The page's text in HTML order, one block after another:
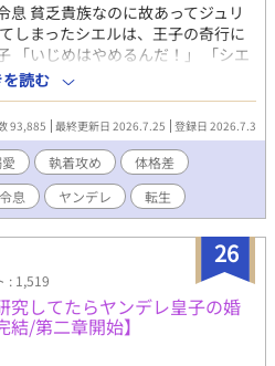
貧乏貴族なのに故あってジュリ
しまったシエルは、王子の奇行に
「いじめはやめるんだ！」 「シエ
だよな？」 ※設定のせいで最初は
かっこいい攻めではありません
ません！ ◾️ヒロイン♂ 注意！中身
ツだよ♪」 ◾️過保護な従者 「お前
んだから」 ◾️弟（転生者） 「ー
」 ◾️騎士団長の息子 「俺は貴方
ルは幸せになる事が出来るの
し王子とハッピーエンド予定で
りませんが、随所に、匂わせ、エ
なるシーンがあります。 ちょこち
ルに※はつけてません。 いつでも
宜しくお願いします。 後で気づい
ります。
読む
93,885 最終更新日 2026.7.25 登録日 2026.7.3
執着攻め
体格差
息 ヤンデレ 転生
26
: 1,519
究してたらヤンデレ皇子の婚
/第二章開始】